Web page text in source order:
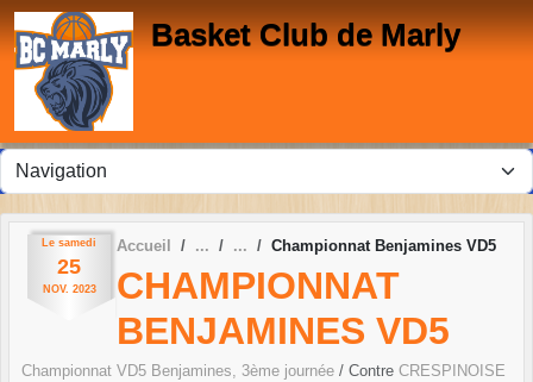
Basket Club de Marly
Le samedi
25
NOV. 2023
Accueil Championnat Benjamines VD5
CHAMPIONNAT
BENJAMINES VD5
Championnat VD5 Benjamines, 3ème journée / Contre CRESPINOISE
Panneau de gestion des cookies